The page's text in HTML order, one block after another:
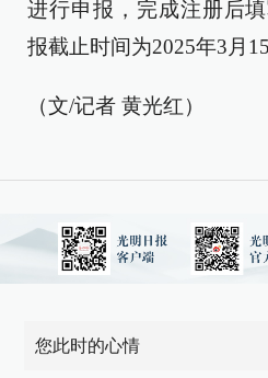
进行申报，完成注册后
报截止时间为2025年3月15
（文/记者 黄光红）
您此时的心情